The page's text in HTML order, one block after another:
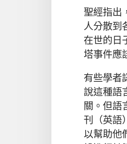
聖經指出
人分散到
在世的日
塔事件應
有些學者
說這種語
關。但語
刊（英語
以幫助他